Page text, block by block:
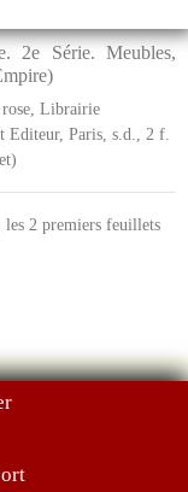
2e Série. Meubles,
Librairie
Editeur, Paris, s.d., 2 f.
les 2 premiers feuillets